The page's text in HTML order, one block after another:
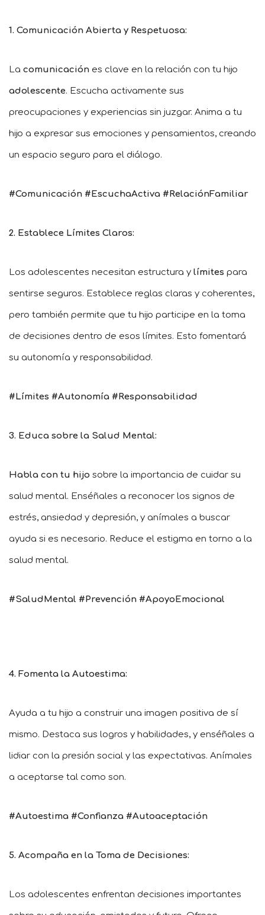
1. Comunicación Abierta y Respetuosa:
La comunicación es clave en la relación con tu hijo
adolescente. Escucha activamente sus
preocupaciones y experiencias sin juzgar. Anima a tu
hijo a expresar sus emociones y pensamientos, creando
un espacio seguro para el diálogo.
#Comunicación #EscuchaActiva #RelaciónFamiliar
2. Establece Límites Claros:
Los adolescentes necesitan estructura y límites para
sentirse seguros. Establece reglas claras y coherentes,
pero también permite que tu hijo participe en la toma
de decisiones dentro de esos límites. Esto fomentará
su autonomía y responsabilidad.
#Límites #Autonomía #Responsabilidad
3. Educa sobre la Salud Mental:
Habla con tu hijo sobre la importancia de cuidar su
salud mental. Enséñales a reconocer los signos de
estrés, ansiedad y depresión, y anímales a buscar
ayuda si es necesario. Reduce el estigma en torno a la
salud mental.
#SaludMental #Prevención #ApoyoEmocional
4. Fomenta la Autoestima:
Ayuda a tu hijo a construir una imagen positiva de sí
mismo. Destaca sus logros y habilidades, y enséñales a
lidiar con la presión social y las expectativas. Anímales
a aceptarse tal como son.
#Autoestima #Confianza #Autoaceptación
5. Acompaña en la Toma de Decisiones:
Los adolescentes enfrentan decisiones importantes